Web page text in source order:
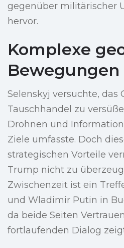
gegenüber militärischer
hervor.
Komplexe
Bewegungen
Selenskyj versuchte, das
Tauschhandel zu
Drohnen und
Ziele umfasste. Doch
strategischen Vorteile
Trump nicht zu
Zwischenzeit ist ein
und Wladimir Putin in
da beide Seiten
fortlaufenden Dialog